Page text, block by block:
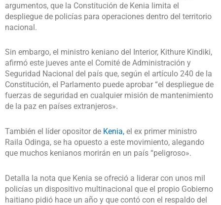
argumentos, que la Constitución de Kenia limita el
despliegue de policías para operaciones dentro del territorio
nacional.
Sin embargo, el ministro keniano del Interior, Kithure Kindiki,
afirmó este jueves ante el Comité de Administración y
Seguridad Nacional del país que, según el artículo 240 de la
Constitución, el Parlamento puede aprobar “el despliegue de
fuerzas de seguridad en cualquier misión de mantenimiento
de la paz en países extranjeros».
También el líder opositor de Kenia, el ex primer ministro
Raila Odinga, se ha opuesto a este movimiento, alegando
que muchos kenianos morirán en un país “peligroso».
Detalla la nota que Kenia se ofreció a liderar con unos mil
policías un dispositivo multinacional que el propio Gobierno
haitiano pidió hace un año y que contó con el respaldo del